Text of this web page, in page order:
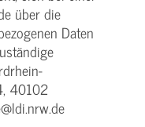
über die
Daten
40102